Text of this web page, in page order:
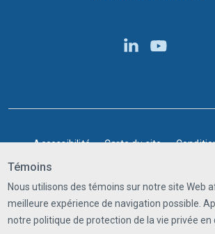
BOTTOM FOOTER
Accessibilité Carte du site
© Express Scripts Canada, 2025. Tous
Témoins
Nous utilisons des témoins sur notre site Web
meilleure expérience de navigation possible.
notre politique de protection de la vie privée en